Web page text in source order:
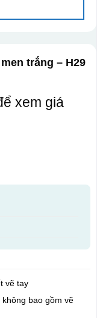
trắng – H29
xem giá
vẽ tay
bao gồm vẽ